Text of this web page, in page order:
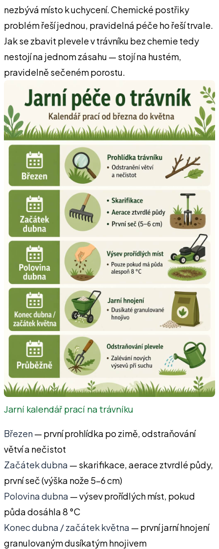
nezbývá místo k uchycení. Chemické postřiky
problém řeší jednou, pravidelná péče ho řeší trvale.
Jak se zbavit plevele v trávníku bez chemie tedy
nestojí na jednom zásahu — stojí na hustém,
pravidelně sečeném porostu.
Jarní kalendář prací na trávníku
Březen— první prohlídka po zimě, odstraňování
větví a nečistot
Začátek dubna — skarifikace, aerace ztvrdlé půdy,
první seč (výška nože 5–6 cm)
Polovina dubna — výsev prořídlých míst, pokud
půda dosáhla 8 °C
Konec dubna / začátek května — první jarní hnojení
granulovaným dusíkatým hnojivem